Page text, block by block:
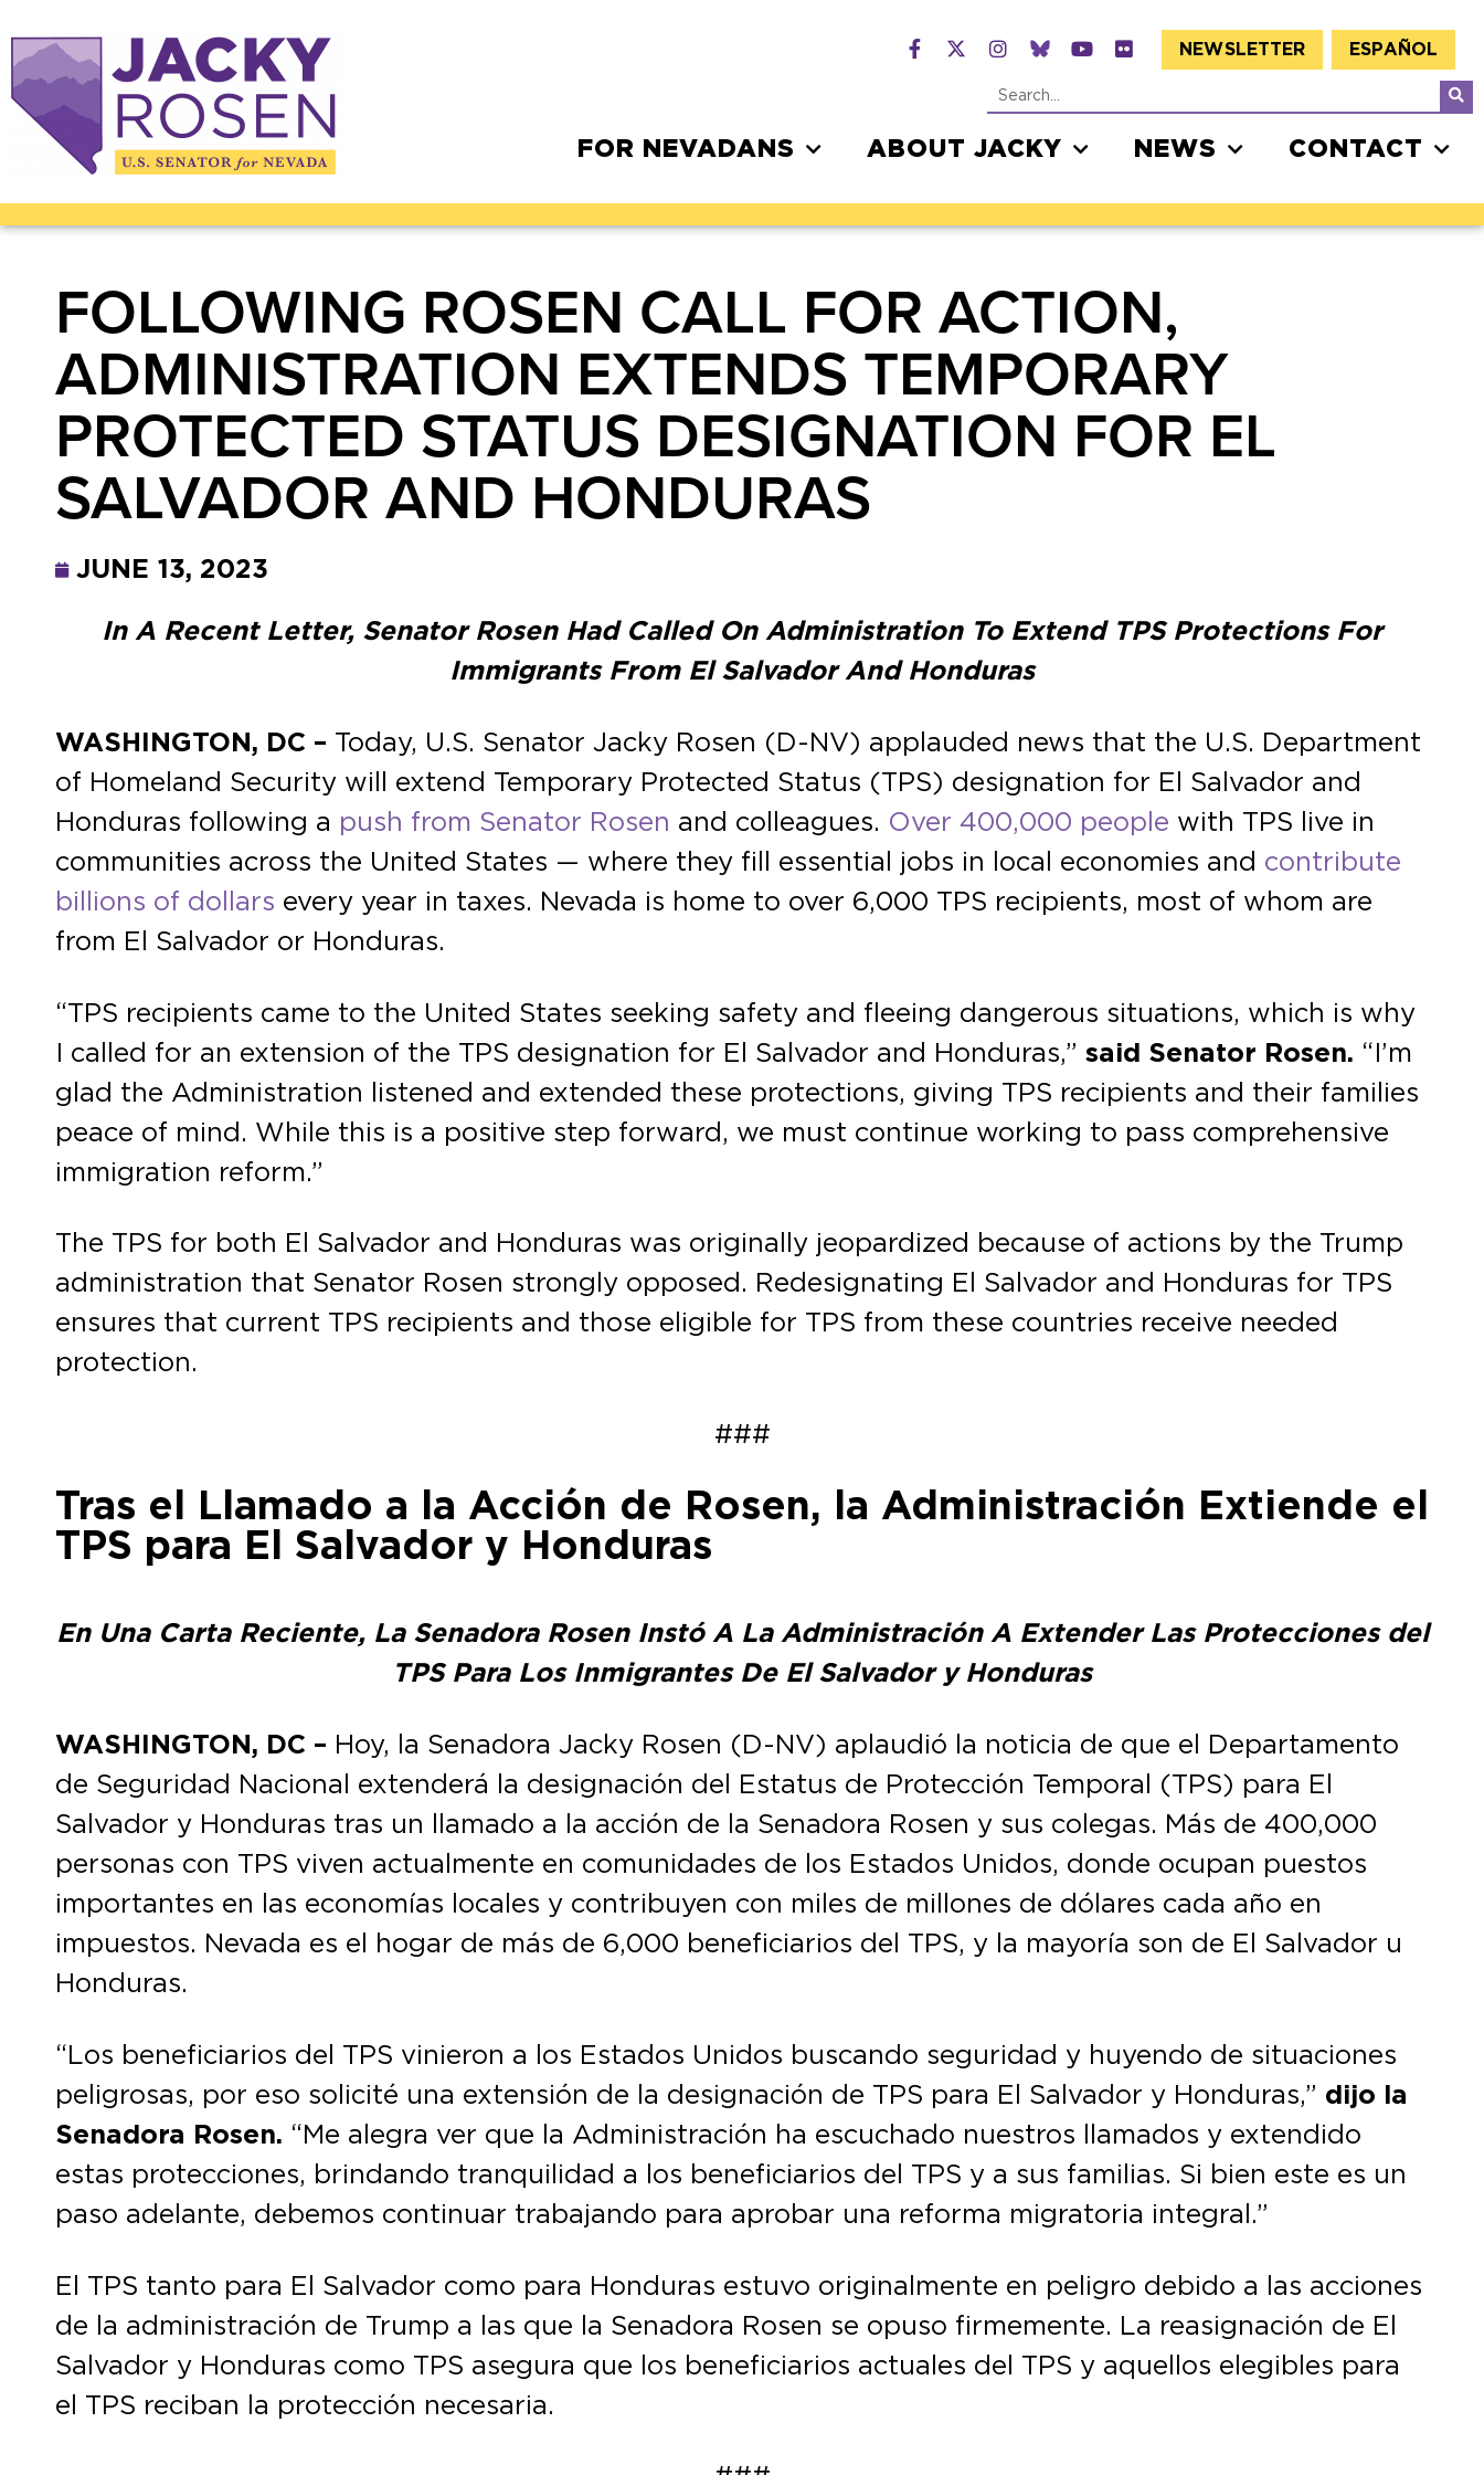
NEWSLETTER ESPAÑOL
FOR NEVADANS ABOUT JACKY NEWS CONTACT
FOLLOWING ROSEN CALL FOR ACTION,
ADMINISTRATION EXTENDS TEMPORARY
PROTECTED STATUS DESIGNATION FOR EL
SALVADOR AND HONDURAS
JUNE 13, 2023
In A Recent Letter, Senator Rosen Had Called On Administration To Extend TPS Protections For
Immigrants From El Salvador And Honduras
WASHINGTON, DC – Today, U.S. Senator Jacky Rosen (D-NV) applauded news that the U.S. Department
of Homeland Security will extend Temporary Protected Status (TPS) designation for El Salvador and
Honduras following a push from Senator Rosen and colleagues. Over 400,000 people with TPS live in
communities across the United States — where they fill essential jobs in local economies and contribute
billions of dollars every year in taxes. Nevada is home to over 6,000 TPS recipients, most of whom are
from El Salvador or Honduras.
“TPS recipients came to the United States seeking safety and fleeing dangerous situations, which is why
I called for an extension of the TPS designation for El Salvador and Honduras,” said Senator Rosen. “I’m
glad the Administration listened and extended these protections, giving TPS recipients and their families
peace of mind. While this is a positive step forward, we must continue working to pass comprehensive
immigration reform.”
The TPS for both El Salvador and Honduras was originally jeopardized because of actions by the Trump
administration that Senator Rosen strongly opposed. Redesignating El Salvador and Honduras for TPS
ensures that current TPS recipients and those eligible for TPS from these countries receive needed
protection.
###
Tras el Llamado a la Acción de Rosen, la Administración Extiende el
TPS para El Salvador y Honduras
En Una Carta Reciente, La Senadora Rosen Instó A La Administración A Extender Las Protecciones del
TPS Para Los Inmigrantes De El Salvador y Honduras
WASHINGTON, DC – Hoy, la Senadora Jacky Rosen (D-NV) aplaudió la noticia de que el Departamento
de Seguridad Nacional extenderá la designación del Estatus de Protección Temporal (TPS) para El
Salvador y Honduras tras un llamado a la acción de la Senadora Rosen y sus colegas. Más de 400,000
personas con TPS viven actualmente en comunidades de los Estados Unidos, donde ocupan puestos
importantes en las economías locales y contribuyen con miles de millones de dólares cada año en
impuestos. Nevada es el hogar de más de 6,000 beneficiarios del TPS, y la mayoría son de El Salvador u
Honduras.
“Los beneficiarios del TPS vinieron a los Estados Unidos buscando seguridad y huyendo de situaciones
peligrosas, por eso solicité una extensión de la designación de TPS para El Salvador y Honduras,” dijo la
Senadora Rosen. “Me alegra ver que la Administración ha escuchado nuestros llamados y extendido
estas protecciones, brindando tranquilidad a los beneficiarios del TPS y a sus familias. Si bien este es un
paso adelante, debemos continuar trabajando para aprobar una reforma migratoria integral.”
El TPS tanto para El Salvador como para Honduras estuvo originalmente en peligro debido a las acciones
de la administración de Trump a las que la Senadora Rosen se opuso firmemente. La reasignación de El
Salvador y Honduras como TPS asegura que los beneficiarios actuales del TPS y aquellos elegibles para
el TPS reciban la protección necesaria.